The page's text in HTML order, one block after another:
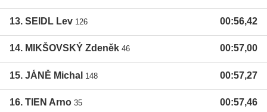
13. SEIDL Lev 126 00:56,42
14. MIKŠOVSKÝ Zdeněk 46 00:57,00
15. JÁNĚ Michal 148 00:57,27
16. TIEN Arno 35 00:57,46